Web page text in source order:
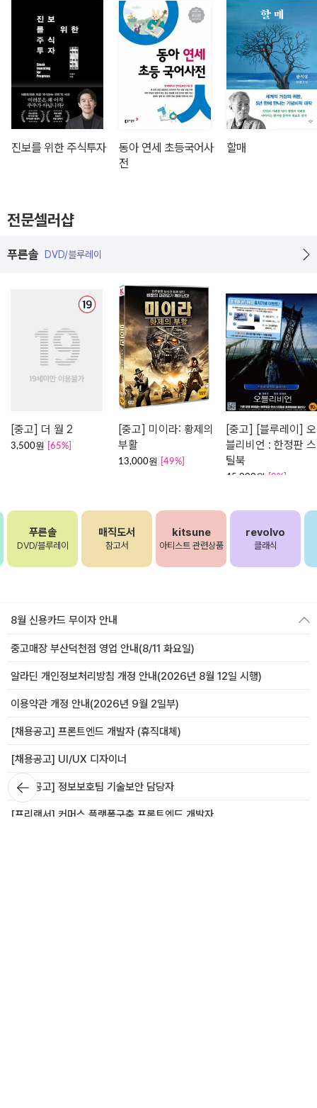
진보를 위한 주식투자
동아 연세 초등국어사
전
할매
전문셀러샵
푸른솔 DVD/블루레이
[중고] 더 월 2
3,500원 [65%]
[중고] 미이라: 황제의
부활
13,000원 [49%]
[중고] [블루레이] 오
블리비언 : 한정판 스
틸북
45,000원 [0%]
푸른솔
DVD/블루레이
매직도서
참고서
kitsune
아티스트 관련상품
revolvo
클래식
8월 신용카드 무이자 안내
중고매장 부산덕천점 영업 안내(8/11 화요일)
알라딘 개인정보처리방침 개정 안내(2026년 8월 12일 시행)
이용약관 개정 안내(2026년 9월 2일부)
[채용공고] 프론트엔드 개발자 (휴직대체)
[채용공고] UI/UX 디자이너
[채용공고] 정보보호팀 기술보안 담당자
[프리랜서] 커머스 플랫폼구축 프론트엔드 개발자
뒤로가
기